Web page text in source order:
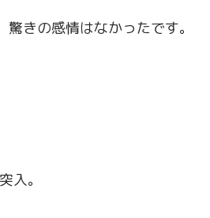
きの感情はなかったです。
入。